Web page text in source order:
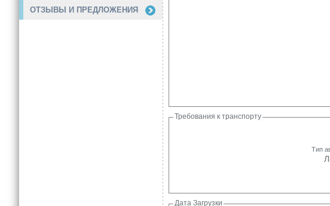
ОТЗЫВЫ И ПРЕДЛОЖЕНИЯ
Требования к транспорту
Тип
Дата Загрузки